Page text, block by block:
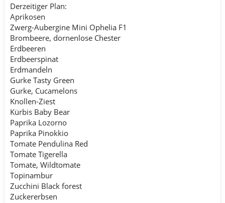
Derzeitiger Plan:
Aprikosen
Zwerg-Aubergine Mini Ophelia F1
Brombeere, dornenlose Chester
Erdbeeren
Erdbeerspinat
Erdmandeln
Gurke Tasty Green
Gurke, Cucamelons
Knollen-Ziest
Kürbis Baby Bear
Paprika Lozorno
Paprika Pinokkio
Tomate Pendulina Red
Tomate Tigerella
Tomate, Wildtomate
Topinambur
Zucchini Black forest
Zuckererbsen